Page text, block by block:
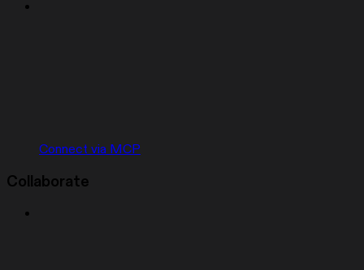
Connect via MCP
Collaborate